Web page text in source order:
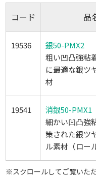
コード 品
19536
銀50-PMX2
粗い凹凸強粘
に最適な銀ツ
材
19541
消銀50-PMX1
細かい凹凸強
策された銀ツ
ル素材（ロー
※スクロールしてご覧いた